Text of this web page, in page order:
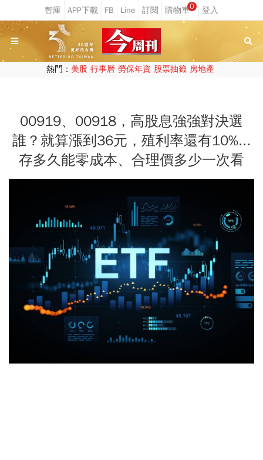
0
熱門： 美股 行事曆 勞保年資 股票抽籤 房地產
00919、00918，高股息強強對決選
誰？就算漲到36元，殖利率還有10%...
存多久能零成本、合理價多少一次看